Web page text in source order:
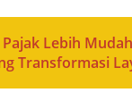
Lebih
Transformasi